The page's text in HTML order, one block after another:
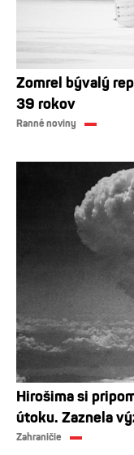
Zomrel bývalý
39 rokov
Ranné noviny
Hirošima si
útoku. Zaznela
Zahraničie